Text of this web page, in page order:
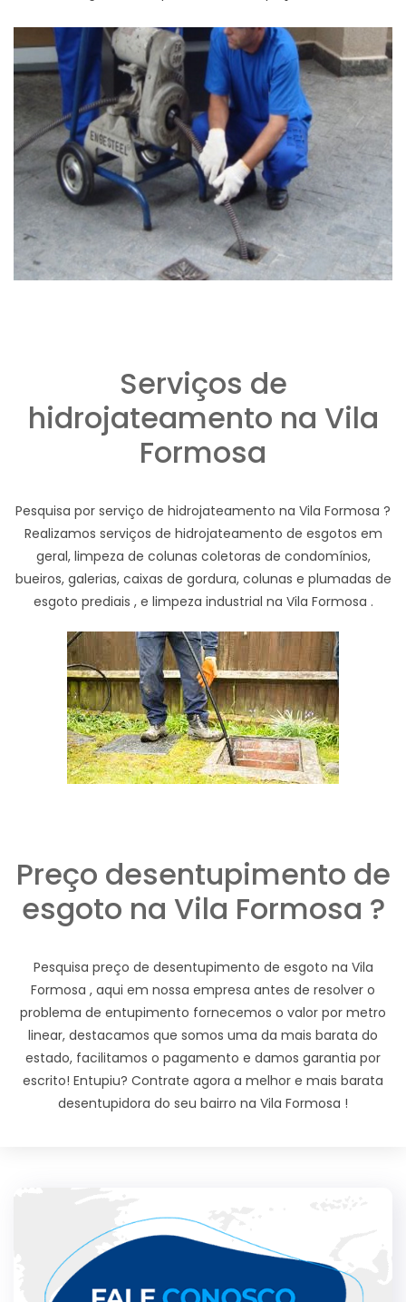
Serviços de
hidrojateamento na Vila
Formosa
Pesquisa por serviço de hidrojateamento na Vila Formosa ?
Realizamos serviços de hidrojateamento de esgotos em
geral, limpeza de colunas coletoras de condomínios,
bueiros, galerias, caixas de gordura, colunas e plumadas de
esgoto prediais , e limpeza industrial na Vila Formosa .
Preço desentupimento de
esgoto na Vila Formosa ?
Pesquisa preço de desentupimento de esgoto na Vila
Formosa , aqui em nossa empresa antes de resolver o
problema de entupimento fornecemos o valor por metro
linear, destacamos que somos uma da mais barata do
estado, facilitamos o pagamento e damos garantia por
escrito! Entupiu? Contrate agora a melhor e mais barata
desentupidora do seu bairro na Vila Formosa !